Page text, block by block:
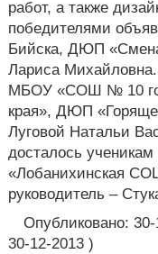
работ, а также
победителями
Бийска, ДЮП
Лариса
МБОУ «СОШ № 10
края», ДЮП
Луговой Натальи
досталось
«Лобанихинская
руководитель –
Опубликовано:
30-12-2013 )